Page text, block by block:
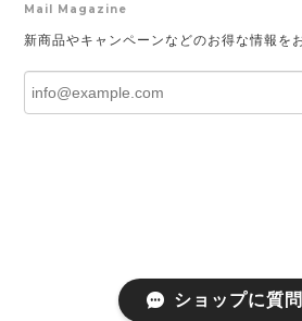
Mail Magazine
新商品やキャンペーンなどのお得な情報を
ショップに質